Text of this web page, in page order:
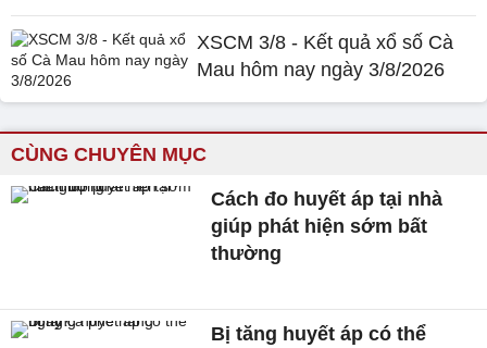
XSCM 3/8 - Kết quả xổ số Cà
Mau hôm nay ngày 3/8/2026
CÙNG CHUYÊN MỤC
Cách đo huyết áp tại nhà
giúp phát hiện sớm bất
thường
Bị tăng huyết áp có thể